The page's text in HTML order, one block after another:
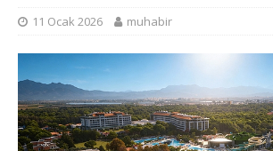
11 Ocak 2026 muhabir